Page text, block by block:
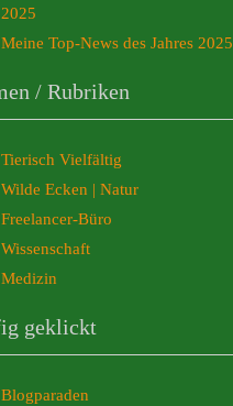
2025
Meine Top-News des Jahres 2025
/ Rubriken
Tierisch Vielfältig
Wilde Ecken | Natur
Freelancer-Büro
Wissenschaft
Medizin
geklickt
Blogparaden